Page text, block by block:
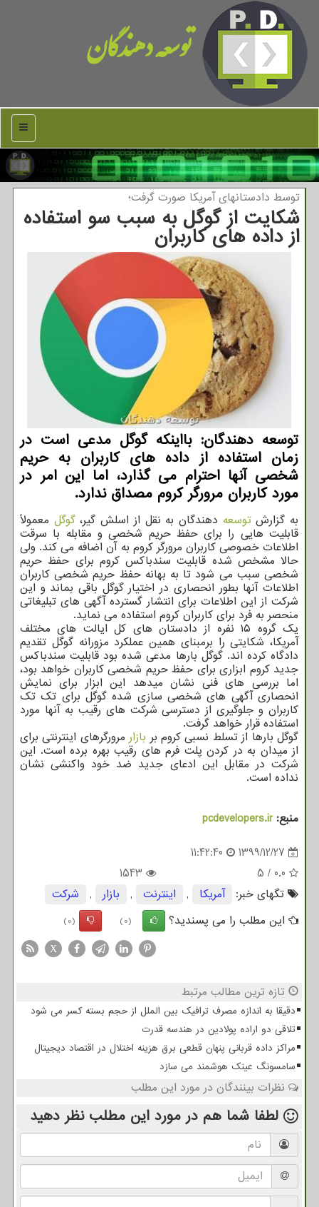
توسعه دهندگان
منو
توسط دادستانهای آمریكا صورت گرفت؛
شكایت از گوگل به سبب سو استفاده
از داده های كاربران
توسعه دهندگان: بااینکه گوگل مدعی است در
زمان استفاده از داده های کاربران به حریم
شخصی آنها احترام می گذارد، اما این امر در
مورد کاربران مرورگر کروم مصداق ندارد.
به گزارشتوسعه دهندگان به نقل از اسلش گیر،گوگل معمولاً
قابلیت هایی را برای حفظ حریم شخصی و مقابله با سرقت
اطلاعات خصوصی کاربران مرورگر کروم به آن اضافه می کند. ولی
حالا مشخص شده قابلیت سندباکس کروم برای حفظ حریم
شخصی سبب می شود تا به بهانه حفظ حریم شخصی کاربران
اطلاعات آنها بطور انحصاری در اختیار گوگل باقی بماند و این
شرکت از این اطلاعات برای انتشار گسترده آگهی های تبلیغاتی
منحصر به فرد برای کاربران کروم استفاده می نماید.
یک گروه ۱۵ نفره از دادستان های کل ایالت های مختلف
آمریکا، شکایتی را برمبنای همین عملکرد مزورانه گوگل تقدیم
دادگاه کرده اند. گوگل بارها مدعی شده بود قابلیت سندباکس
جدید کروم ابزاری برای حفظ حریم شخصی کاربران خواهد بود،
اما بررسی های فنی نشان میدهد این ابزار برای نمایش
انحصاری آگهی های شخصی سازی شده گوگل برای تک تک
کاربران و جلوگیری از دسترسی شرکت های رقیب به آنها مورد
استفاده قرار خواهد گرفت.
گوگل بارها از تسلط نسبی کروم بر بازارمرورگرهای اینترنتی برای
از میدان به در کردن پلت فرم های رقیب بهره برده است. این
شرکت در مقابل این ادعای جدید ضد خود واکنشی نشان
نداده است.
منبع:pcdevelopers.ir
1399/12/27
11:42:40
0.0
/
5
1543
تگهای خبر:
آمریكا , اینترنت , بازار ,
شركت
این مطلب را می پسندید؟
(0)
(0)
X
تازه ترین مطالب مرتبط
دقیقا به اندازه مصرف ترافیک بین الملل از حجم بسته کسر می شود
تلاقی دو اراده پولادین در هندسه قدرت
مراکز داده قربانی پنهان قطعی برق هزینه اختلال در اقتصاد دیجیتال
سامسونگ عینک هوشمند می سازد
نظرات بینندگان در مورد این مطلب
لطفا شما هم در مورد این مطلب نظر دهید